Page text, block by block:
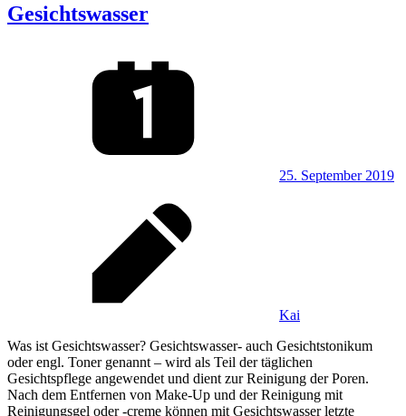
Gesichtswasser
25. September 2019
Kai
Was ist Gesichtswasser? Gesichtswasser- auch Gesichtstonikum
oder engl. Toner genannt – wird als Teil der täglichen
Gesichtspflege angewendet und dient zur Reinigung der Poren.
Nach dem Entfernen von Make-Up und der Reinigung mit
Reinigungsgel oder -creme können mit Gesichtswasser letzte